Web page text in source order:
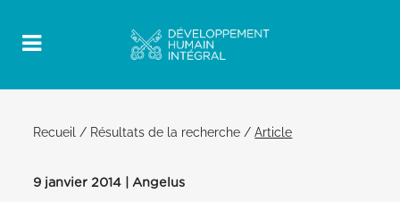
Recueil / Résultats de la recherche /Article
9 janvier 2014 | Angelus